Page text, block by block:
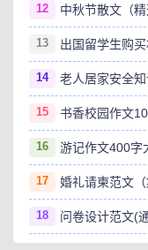
12 中秋节散文（精
13 出国留学生购买
14 老人居家安全知
15 书香校园作文
16 游记作文400字
17 婚礼请柬范文（
18 问卷设计范文(